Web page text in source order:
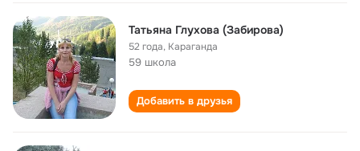
Татьяна Глухова (Забирова)
52 года, Караганда
59 школа
Добавить в друзья